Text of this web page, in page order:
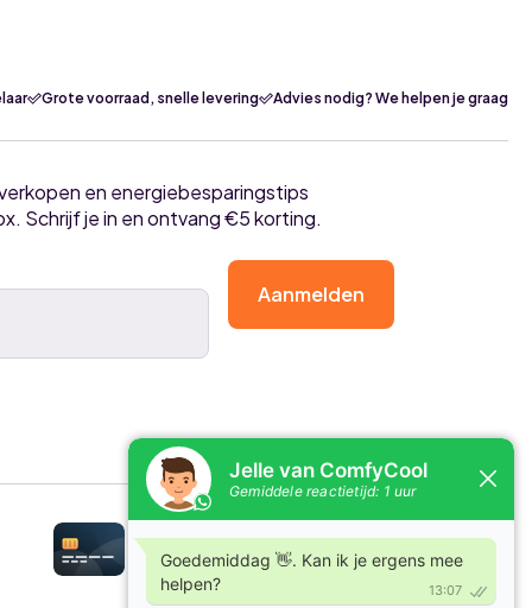
Grote voorraad, snelle levering Advies nodig? We helpen je graag
en energiebesparingstips
Schrijf je in en ontvang €5 korting.
Aanmelden